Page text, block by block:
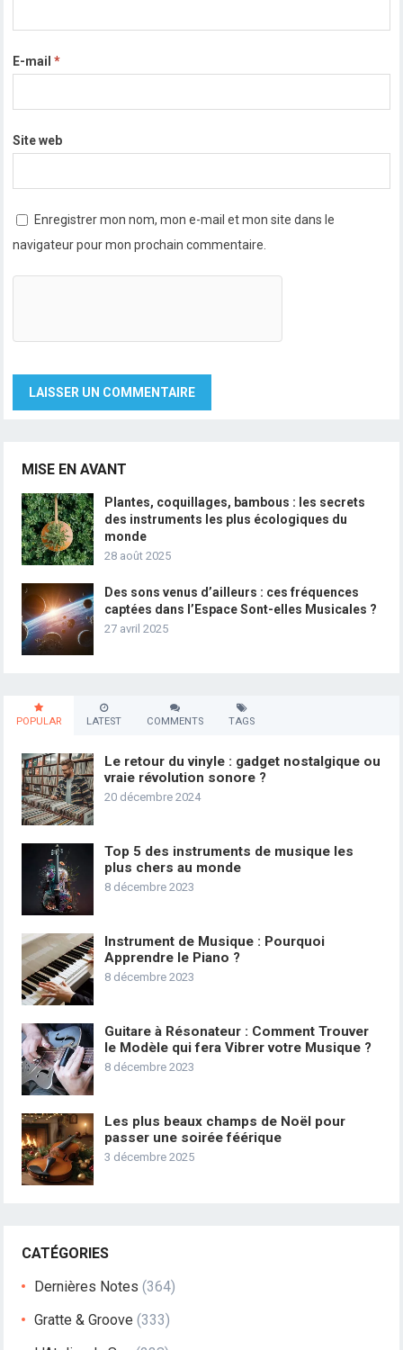
E-mail*
Site web
Enregistrer mon nom, mon e-mail et mon site dans le
navigateur pour mon prochain commentaire.
MISE EN AVANT
Plantes, coquillages, bambous : les secrets
des instruments les plus écologiques du
monde
28 août 2025
Des sons venus d’ailleurs : ces fréquences
captées dans l’Espace Sont-elles Musicales ?
27 avril 2025
POPULAR LATEST COMMENTS TAGS
Le retour du vinyle : gadget nostalgique ou
vraie révolution sonore ?
20 décembre 2024
Top 5 des instruments de musique les
plus chers au monde
8 décembre 2023
Instrument de Musique : Pourquoi
Apprendre le Piano ?
8 décembre 2023
Guitare à Résonateur : Comment Trouver
le Modèle qui fera Vibrer votre Musique ?
8 décembre 2023
Les plus beaux champs de Noël pour
passer une soirée féérique
3 décembre 2025
CATÉGORIES
Dernières Notes (364)
Gratte & Groove (333)